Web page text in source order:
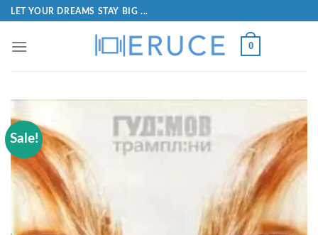
LET YOUR DREAMS STAY BIG ...
0
Sale!